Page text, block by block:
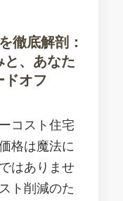
徹底解剖：
と、あなた
ドオフ
コスト住宅
格は魔法に
はありませ
ト削減のた